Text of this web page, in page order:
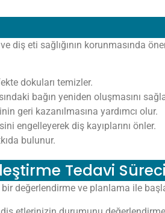
diş eti sağlığının korunmasında
dokuları temizler.
bağın yeniden oluşmasını
geri kazanılmasına yardımcı olur.
engelleyerek diş kayıplarını önler.
bulunur.
Tedavi Süreci
değerlendirme ve planlama ile